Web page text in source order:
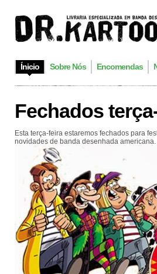
Ínicio Sobre Nós Encomendas
Fechados
Esta terça-feira estaremos fechados para
novidades de banda desenhada americana.